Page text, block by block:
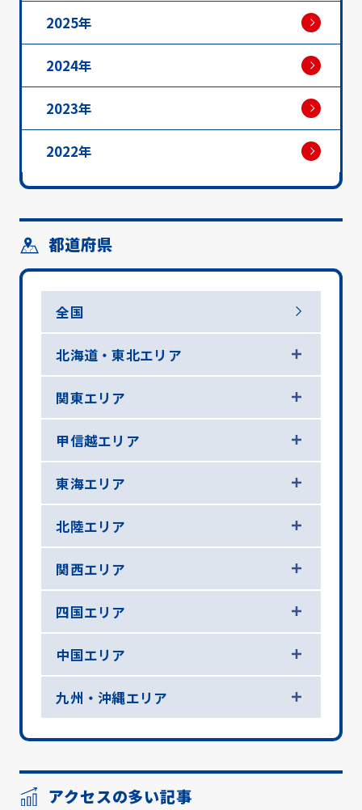
2025年
2024年
2023年
2022年
都道府県
全国
北海道・東北エリア
関東エリア
甲信越エリア
東海エリア
北陸エリア
関西エリア
四国エリア
中国エリア
九州・沖縄エリア
アクセスの多い記事